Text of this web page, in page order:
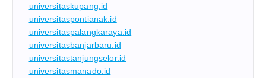
universitaskupang.id
universitaspontianak.id
universitaspalangkaraya.id
universitasbanjarbaru.id
universitastanjungselor.id
universitasmanado.id